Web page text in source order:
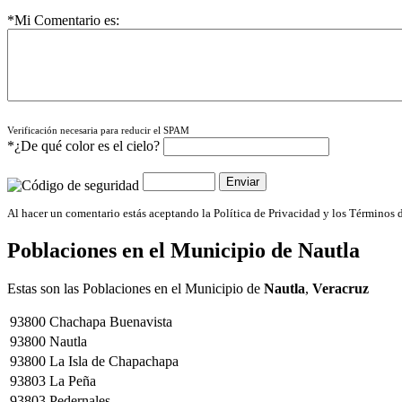
*Mi Comentario es:
Verificación necesaria para reducir el SPAM
*¿De qué color es el cielo?
Al hacer un comentario estás aceptando la Política de Privacidad y los Términos
Poblaciones en el Municipio de Nautla
Estas son las Poblaciones en el Municipio de Nautla, Veracruz
93800 Chachapa Buenavista
93800 Nautla
93800 La Isla de Chapachapa
93803 La Peña